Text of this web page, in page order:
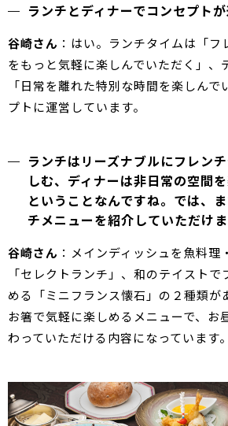
ランチとディナーでコンセプトが
谷崎さん ：はい。ランチタイムは「フ
をもっと気軽に楽しんでいただく」、
「日常を離れた特別な時間を楽しんで
プトに運営しています。
ランチはリーズナブルにフレン
しむ、ディナーは非日常の空間
ということなんですね。では、
チメニューを紹介していただけま
谷崎さん ：メインディッシュを魚料理
「セレクトランチ」、和のテイスト
める「ミニフランス懐石」の２種類が
お箸で気軽に楽しめるメニューで、お
わっていただける内容になっています。